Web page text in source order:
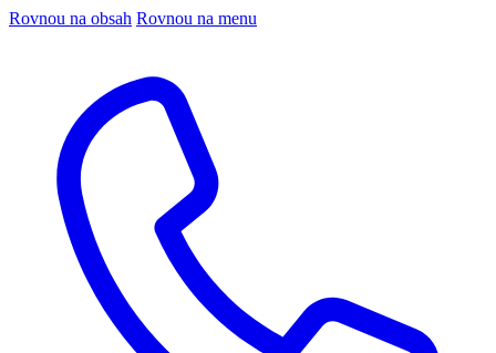
Rovnou na obsah Rovnou na menu